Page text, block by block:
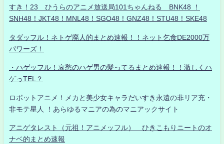
すき！23 ひうらのアニメ放送局101ちゃんねる BNK48 ！
SNH48！JKT48！MNL48！SGO48！GNZ48！STU48！SKE48
タダッフル！ネトゲ廃人的まとめ速報！！ネット乞食DE2000万
パワーズ！
・ハゲッフル！哀愁のハゲ男の髪ってるまとめ速報！！激しくハ
ゲっTEL？
ロボットアニメ！メカと美少女キャラだいすき永遠の非リア充・
非モテ星人 ！あらゆるマニアの為のマニアックサイト
アニゲタレスト（元祖！アニメッフル） ひきこもりニートのオ
ナベ的まとめ速報